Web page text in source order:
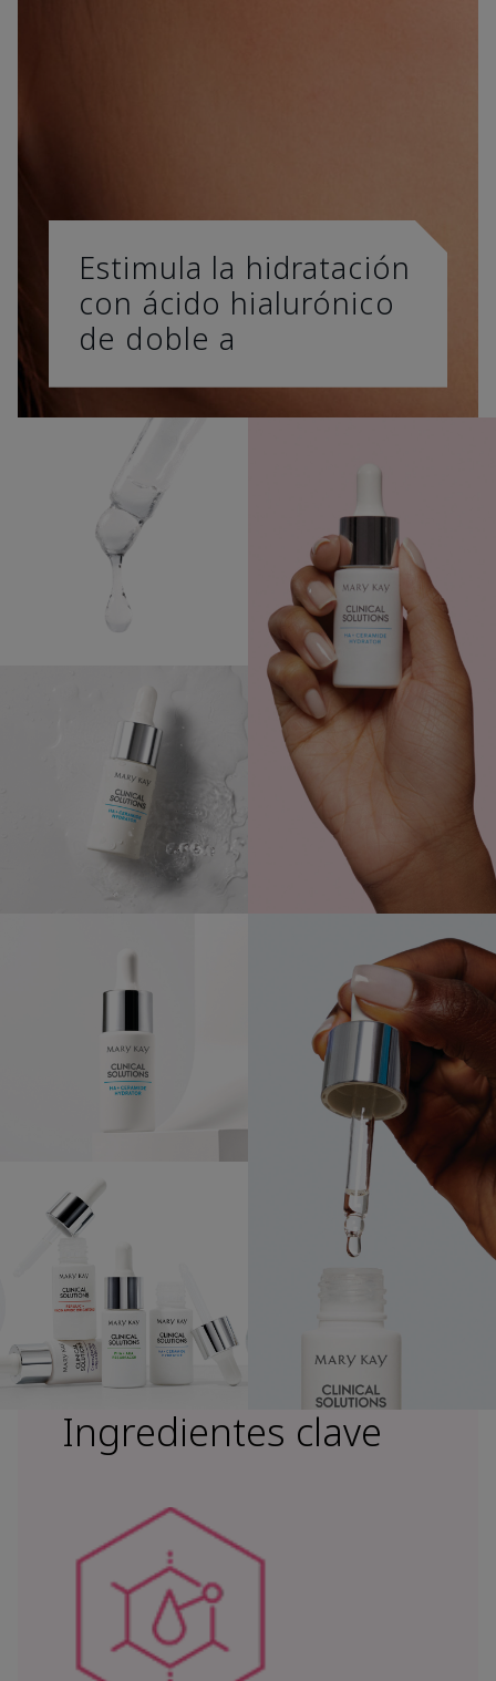
Estimula la hidratación
con ácido hialurónico
de doble a
Ingredientes clave